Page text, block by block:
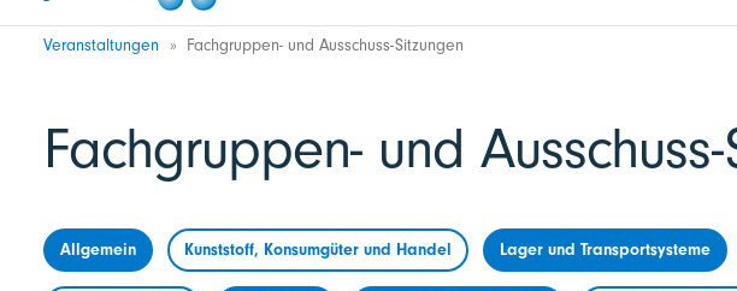
Veranstaltungen Fachgruppen- und Ausschuss-Sitzungen
Fachgruppen- und
Allgemein Kunststoff, Konsumgüter und Handel Lager und Transportsysteme